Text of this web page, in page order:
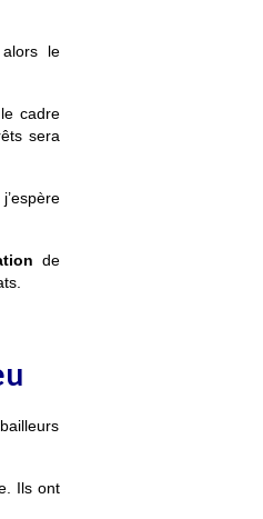
alors le
cadre
sera
de
Ils ont